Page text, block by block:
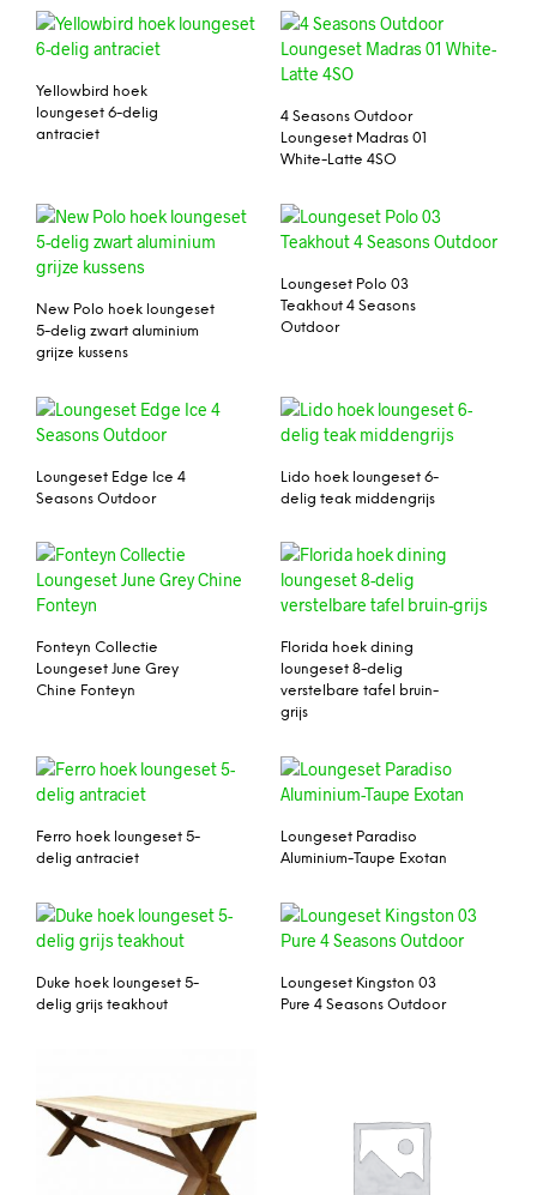
Yellowbird hoek
loungeset 6-delig
antraciet
4 Seasons Outdoor
Loungeset Madras 01
White-Latte 4SO
New Polo hoek loungeset
5-delig zwart aluminium
grijze kussens
Loungeset Polo 03
Teakhout 4 Seasons
Outdoor
Loungeset Edge Ice 4
Seasons Outdoor
Lido hoek loungeset 6-
delig teak middengrijs
Fonteyn Collectie
Loungeset June Grey
Chine Fonteyn
Florida hoek dining
loungeset 8-delig
verstelbare tafel bruin-
grijs
Ferro hoek loungeset 5-
delig antraciet
Loungeset Paradiso
Aluminium-Taupe Exotan
Duke hoek loungeset 5-
delig grijs teakhout
Loungeset Kingston 03
Pure 4 Seasons Outdoor